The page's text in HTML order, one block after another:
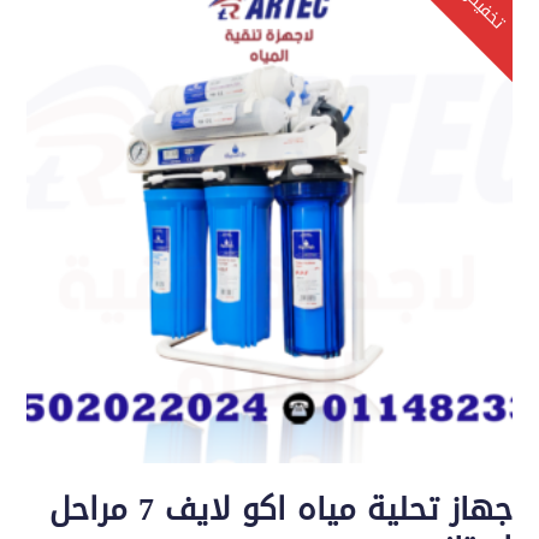
جهاز تحلية مياه اكو لايف 7 مراحل